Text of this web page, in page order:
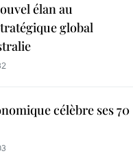
élan au
global
célèbre ses 70